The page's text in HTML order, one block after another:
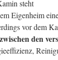
steht
Eigenheim
vor dem
den